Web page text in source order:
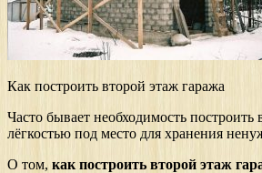
Как построить второй этаж гаража
Часто бывает необходимость
лёгкостью под место для хранения
О том, как построить второй этаж